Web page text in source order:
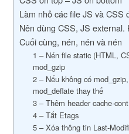
Làm nhỏ các file JS và CSS
Nên dùng CSS, JS
Cuối cùng, nén, nén và nén
1 – Nén file static (HTML,
mod_gzip
2 – Nếu không có
mod_deflate thay thế
3 – Thêm header cache-
4 – Tắt Etags
5 – Xóa thông tin Last-